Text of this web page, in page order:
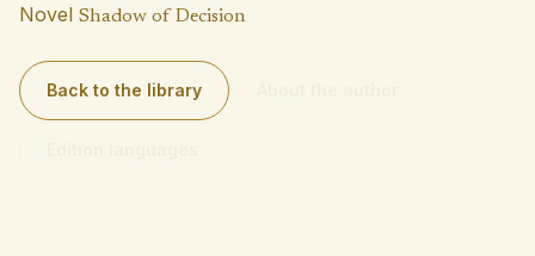
Novel Shadow of Decision
Back to the library